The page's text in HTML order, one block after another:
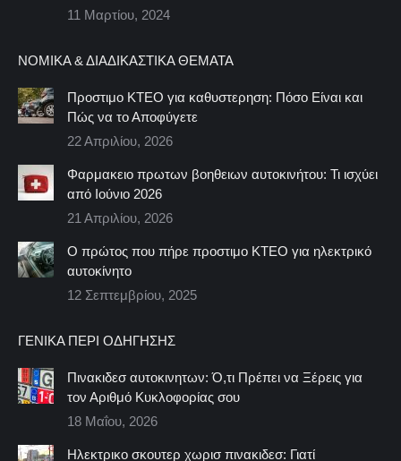
11 Μαρτίου, 2024
ΝΟΜΙΚΆ & ΔΙΑΔΙΚΑΣΤΙΚΆ ΘΈΜΑΤΑ
Προστιμο ΚΤΕΟ για καθυστερηση: Πόσο Είναι και
Πώς να το Αποφύγετε
22 Απριλίου, 2026
Φαρμακειο πρωτων βοηθειων αυτοκινήτου: Τι ισχύει
από Ιούνιο 2026
21 Απριλίου, 2026
Ο πρώτος που πήρε προστιμο ΚΤΕΟ για ηλεκτρικό
αυτοκίνητο
12 Σεπτεμβρίου, 2025
ΓΕΝΙΚΆ ΠΕΡΊ ΟΔΉΓΗΣΗΣ
Πινακιδεσ αυτοκινητων: Ό,τι Πρέπει να Ξέρεις για
τον Αριθμό Κυκλοφορίας σου
18 Μαΐου, 2026
Ηλεκτρικο σκουτερ χωρισ πινακιδεσ: Γιατί